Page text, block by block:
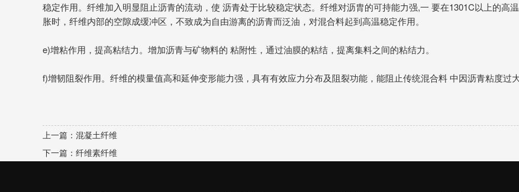
稳定作用。纤维加入明显阻止沥青的流动，使 沥青处于比较稳定状态。纤维对沥胄的可持能力强,一 要在1301C以上的高
胀时，纤维内部的空隙成缓冲区，不致成为自由游离的沥青而泛油，对混合料起到高温稳定作用。
e)增粘作用，提高粘结力。增加沥青与矿物料的 粘附性，通过油膜的粘结，提离集料之间的粘结力。
f)增韧阻裂作用。纤维的模量值高和延伸变形能力强，具有有效应力分布及阻裂功能，能阻止传统混合料 中因沥青粘度过
上一篇： 混凝土纤维
下一篇： 纤维素纤维